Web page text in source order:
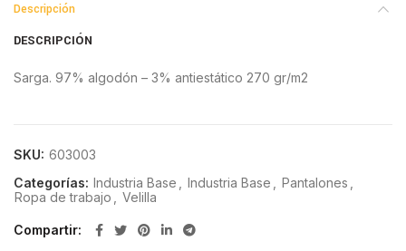
Descripción
DESCRIPCIÓN
Sarga. 97% algodón – 3% antiestático 270 gr/m2
SKU: 603003
Categorías: Industria Base Industria Base Pantalones
Ropa de trabajo
Velilla
Compartir